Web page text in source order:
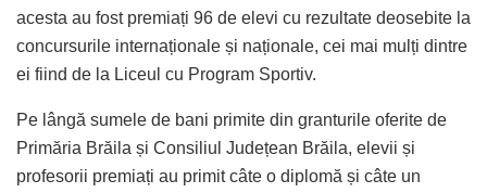
acesta au fost premiați 96 de elevi cu rezultate deosebite la
concursurile internaționale și naționale, cei mai mulți dintre
ei fiind de la Liceul cu Program Sportiv.
Pe lângă sumele de bani primite din granturile oferite de
Primăria Brăila și Consiliul Județean Brăila, elevii și
profesorii premiați au primit câte o diplomă și câte un